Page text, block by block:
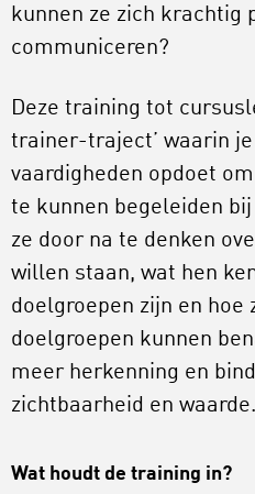
kunnen ze zich krachtig
communiceren?
Deze training tot
trainer-traject’ waarin
vaardigheden opdoet
te kunnen begeleiden
ze door na te denken
willen staan, wat hen
doelgroepen zijn en hoe
doelgroepen kunnen
meer herkenning en
zichtbaarheid en waarde.
Wat houdt de training in?